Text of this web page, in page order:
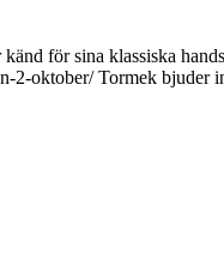
för sina klassiska
oktober/ Tormek bjuder